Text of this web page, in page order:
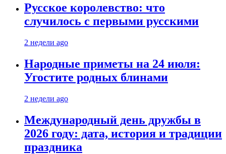
Русское королевство: что
случилось с первыми русскими
2 недели ago
Народные приметы на 24 июля:
Угостите родных блинами
2 недели ago
Международный день дружбы в
2026 году: дата, история и традиции
праздника